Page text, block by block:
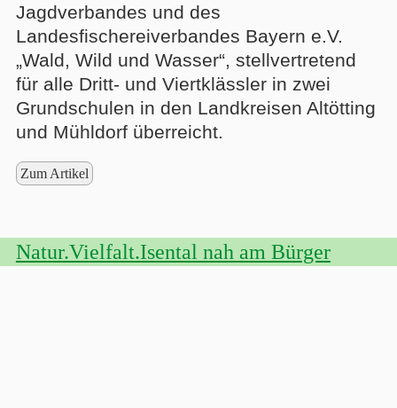
Jagdverbandes und des
Landesfischereiverbandes Bayern e.V.
„Wald, Wild und Wasser“, stellvertretend
für alle Dritt- und Viertklässler in zwei
Grundschulen in den Landkreisen Altötting
und Mühldorf überreicht.
Zum Artikel
Natur.Vielfalt.Isental nah am Bürger